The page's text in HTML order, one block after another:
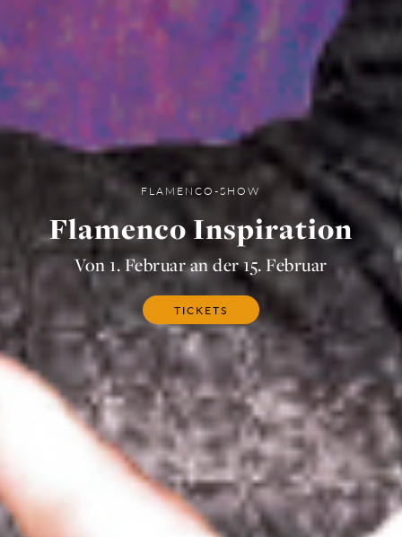
FLAMENCO-SHOW
Flamenco Inspiration
Von 1. Februar an der 15. Februar
TICKETS